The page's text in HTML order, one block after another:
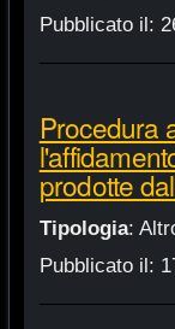
Pubblicato il:
Procedura
prodotte
Tipologia:
Pubblicato il: